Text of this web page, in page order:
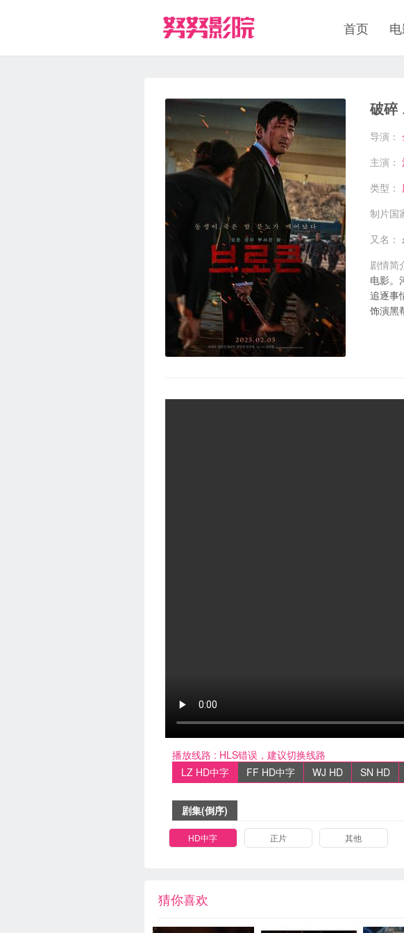
首页
破碎
导演：
主演：
类型：
制片国
又名：
剧情简
电影。
追逐事
饰演黑
播放线路 : HLS错误，建议切换线路
LZ HD中字
FF HD中字 WJ HD SN HD
剧集(倒序)
HD中字 正片 其他
猜你喜欢